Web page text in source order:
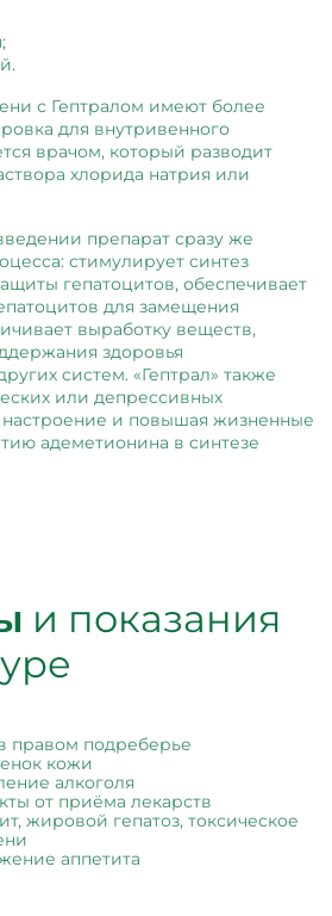
с Гептралом имеют более
для внутривенного
врачом, который разводит
хлорида натрия или
препарат сразу же
стимулирует синтез
гепатоцитов, обеспечивает
для замещения
выработку веществ,
здоровья
систем. «Гептрал» также
или депрессивных
настроение и повышая жизненные
адеметионина в синтезе
и показания
правом подреберье
кожи
алкоголя
от приёма лекарств
жировой гепатоз, токсическое
аппетита